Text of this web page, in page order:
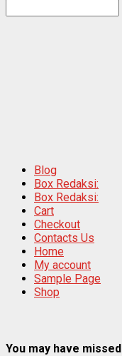
Blog
Box Redaksi:
Box Redaksi:
Cart
Checkout
Contacts Us
Home
My account
Sample Page
Shop
You may have missed